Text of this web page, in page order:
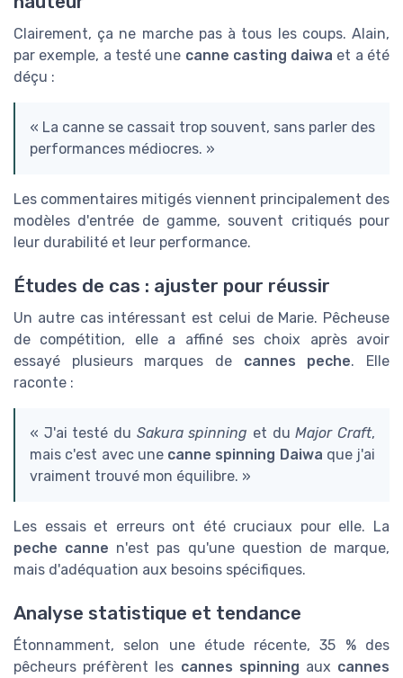
Clairement, ça ne marche pas à tous les coups. Alain,
par exemple, a testé une canne casting daiwa et a été
déçu :
« La canne se cassait trop souvent, sans parler des
performances médiocres. »
Les commentaires mitigés viennent principalement des
modèles d'entrée de gamme, souvent critiqués pour
leur durabilité et leur performance.
Études de cas : ajuster pour réussir
Un autre cas intéressant est celui de Marie. Pêcheuse
de compétition, elle a affiné ses choix après avoir
essayé plusieurs marques de cannes peche. Elle
raconte :
« J'ai testé du Sakura spinning et duMajor Craft,
mais c'est avec une canne spinning Daiwa que j'ai
vraiment trouvé mon équilibre. »
Les essais et erreurs ont été cruciaux pour elle. La
peche canne n'est pas qu'une question de marque,
mais d'adéquation aux besoins spécifiques.
Analyse statistique et tendance
Étonnamment, selon une étude récente, 35 % des
pêcheurs préfèrent les cannes spinning aux cannes